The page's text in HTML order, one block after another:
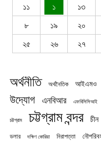
১১
১ ১৩
৮
১৯ ২০
২৫
২৬ ২৭
অর্থনীতি অর্থনৈতিক আইএমও
উদ্যোগ এনবিআর এফবিসিসিআই
চট্টগ্রাম চট্টগ্রাম বন্দর চীন
ডলার দক্ষিণ কোরিয়া নিরাপত্তা